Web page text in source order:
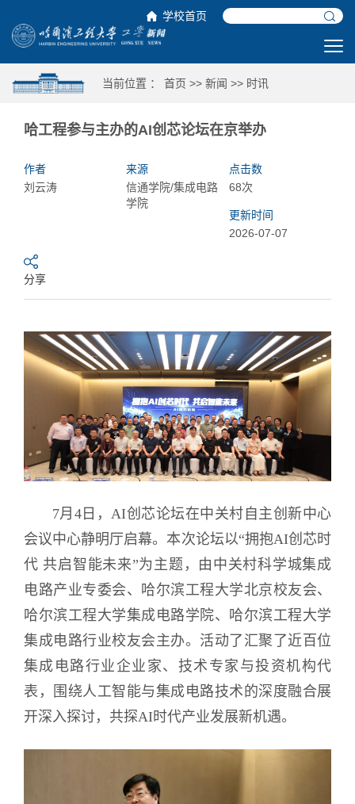
学校首页
当前位置 ： 首页 >> 新闻 >> 时讯
哈工程参与主办的AI创芯论坛在京举办
作者
刘云涛
来源
信通学院/集成电路
学院
点击数
68次
更新时间
2026-07-07
分享
7月4日，AI创芯论坛在中关村自主创新中心
会议中心静明厅启幕。本次论坛以“拥抱AI创芯时
代 共启智能未来”为主题，由中关村科学城集成
电路产业专委会、哈尔滨工程大学北京校友会、
哈尔滨工程大学集成电路学院、哈尔滨工程大学
集成电路行业校友会主办。活动了汇聚了近百位
集成电路行业企业家、技术专家与投资机构代
表，围绕人工智能与集成电路技术的深度融合展
开深入探讨，共探AI时代产业发展新机遇。